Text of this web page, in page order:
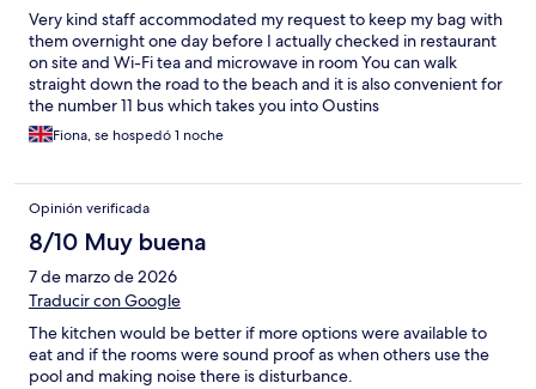
Very kind staff accommodated my request to keep my bag with
them overnight one day before I actually checked in restaurant
on site and Wi-Fi tea and microwave in room You can walk
straight down the road to the beach and it is also convenient for
the number 11 bus which takes you into Oustins
Fiona, se hospedó 1 noche
Opinión verificada
8/10 Muy buena
7 de marzo de 2026
Traducir con Google
The kitchen would be better if more options were available to
eat and if the rooms were sound proof as when others use the
pool and making noise there is disturbance.